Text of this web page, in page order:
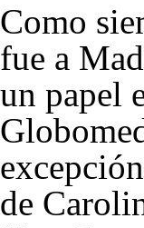
Como
fue a
un papel
de